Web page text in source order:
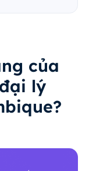
của
lý